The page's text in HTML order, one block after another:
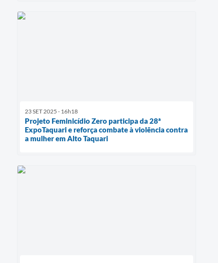
23 SET 2025 - 16h18
Projeto Feminicídio Zero participa da 28ª
ExpoTaquari e reforça combate à violência contra
a mulher em Alto Taquari